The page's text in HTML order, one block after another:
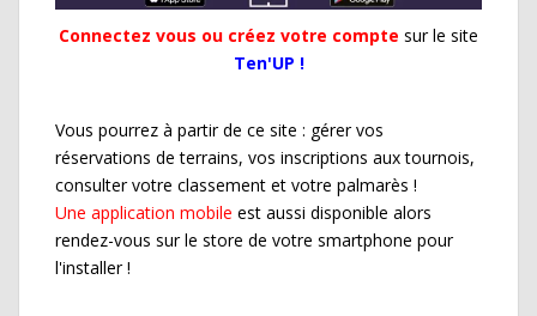
Connectez vous ou créez votre compte sur le site
Ten'UP !
Vous pourrez à partir de ce site : gérer vos
réservations de terrains, vos inscriptions aux tournois,
consulter votre classement et votre palmarès !
Une application mobile est aussi disponible alors
rendez-vous sur le store de votre smartphone pour
l'installer !